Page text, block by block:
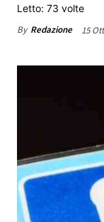
Letto: 73 volte
By Redazione 15